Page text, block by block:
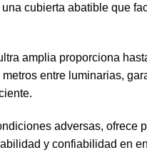
cubierta abatible que
amplia proporciona
entre luminarias,
adversas, ofrece
y confiabilidad en